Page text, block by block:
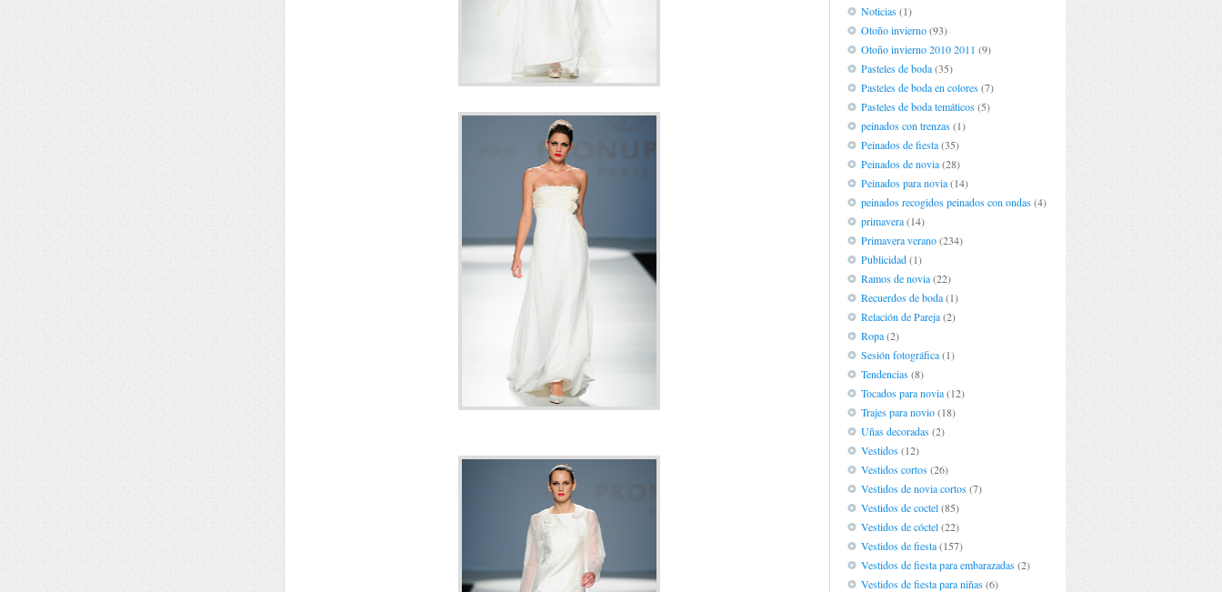
Noticias(1)
Otoño invierno(93)
Otoño invierno 2010 2011 (9)
Pasteles de boda(35)
Pasteles de boda en colores(7)
Pasteles de boda temáticos(5)
peinados con trenzas(1)
Peinados de fiesta(35)
Peinados de novia(28)
Peinados para novia(14)
peinados recogidos peinados con ondas(4)
primavera(14)
Primavera verano(234)
Publicidad(1)
Ramos de novia(22)
Recuerdos de boda(1)
Relación de Pareja(2)
Ropa(2)
Sesión fotográfica(1)
Tendencias(8)
Tocados para novia(12)
Trajes para novio(18)
Uñas decoradas(2)
Vestidos(12)
Vestidos cortos(26)
Vestidos de novia cortos(7)
Vestidos de coctel(85)
Vestidos de cóctel(22)
Vestidos de fiesta(157)
Vestidos de fiesta para embarazadas(2)
Vestidos de fiesta para niñas(6)